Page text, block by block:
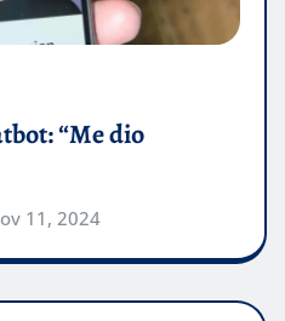
“Me dio
11, 2024